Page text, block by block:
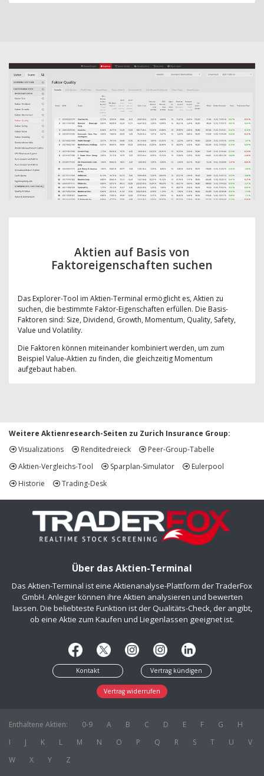
Aktien auf Basis von
Faktoreigenschaften suchen
Das Explorer-Tool im Aktien-Terminal ermöglicht es, Aktien zu
suchen, die bestimmte Faktor-Eigenschaften erfüllen. Die Basis-
Faktoren sind: Size, Dividend, Growth, Momentum, Quality, Safety,
Value und Volatility.
Die Faktoren können miteinander kombiniert werden, um zum
Beispiel Value-Aktien zu finden, die gleichzeitig Momentum
aufgebaut haben.
Weitere Aktienresearch-Seiten zu Zurich Insurance Group:
Visualizations
Renditedreieck
Peer-Group-Tabelle
Aktien-Vergleichs-Tool
Sparplan-Simulator
Eulerpool
Historie
Trading-Desk
Über das Aktien-Terminal
Das Aktien-Terminal ist eine Aktienanalyse-Plattform der TraderFox
GmbH. Anleger können ihre Aktien analysieren und bewerten
lassen. Die beliebteste Funktion ist der Qualitäts-Check, der angibt,
ob eine Aktie zum Kaufen und Liegenlassen geeignet ist.
Kontakt Vertrag kündigen
Vertrag widerrufen
Enthaltene Aktien: 0-9 A B C D E F G
H
I
J K L M N O P Q R S T U
V
W
X Y Z